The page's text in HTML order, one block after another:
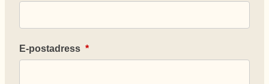
E-postadress *